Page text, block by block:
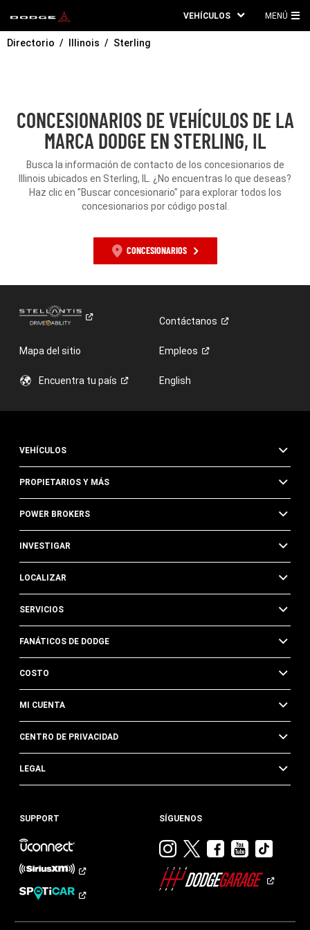
VEHÍCULOS MENÚ
Directorio Illinois Sterling
CONCESIONARIOS DE VEHÍCULOS DE LA
MARCA DODGE EN STERLING, IL
Busca la información de contacto de los concesionarios de
Illinois ubicados en Sterling, IL. ¿No encuentras lo que deseas?
Haz clic en "Buscar concesionario" para explorar todos los
concesionarios por código postal.
CONCESIONARIOS
Contáctanos
Mapa del sitio Empleos
Encuentra tu país English
VEHÍCULOS
PROPIETARIOS Y MÁS
POWER BROKERS
INVESTIGAR
LOCALIZAR
SERVICIOS
FANÁTICOS DE DODGE
COSTO
MI CUENTA
CENTRO DE PRIVACIDAD
LEGAL
SUPPORT SÍGUENOS
Visitar
Dodge
en
Visitar
en
Visitar
en
Visitar
en en